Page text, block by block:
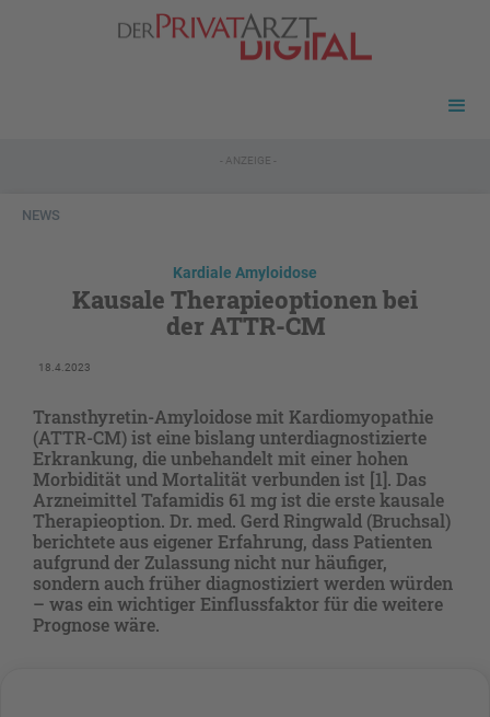
- ANZEIGE -
NEWS
Kardiale Amyloidose
Kausale Therapieoptionen bei
der ATTR-CM
18.4.2023
Transthyretin-Amyloidose mit Kardiomyopathie
(ATTR-CM) ist eine bislang unterdiagnostizierte
Erkrankung, die unbehandelt mit einer hohen
Morbidität und Mortalität verbunden ist [1]. Das
Arzneimittel Tafamidis 61 mg ist die erste kausale
Therapieoption. Dr. med. Gerd Ringwald (Bruchsal)
berichtete aus eigener Erfahrung, dass Patienten
aufgrund der Zulassung nicht nur häufiger,
sondern auch früher diagnostiziert werden würden
– was ein wichtiger Einflussfaktor für die weitere
Prognose wäre.